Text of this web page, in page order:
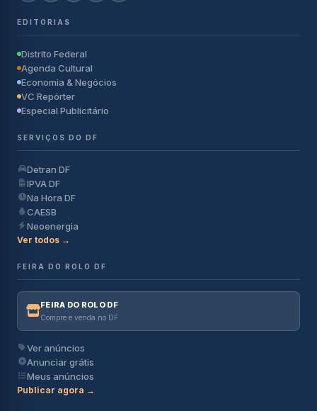
EDITORIAS
Distrito Federal
Agenda Cultural
Economia & Negócios
VC Repórter
Especial Publicitário
SERVIÇOS DO DF
Detran DF
IPVA DF
Na Hora DF
CAESB
Neoenergia
Ver todos →
FEIRA DO ROLO DF
FEIRA DO ROLO DF
Compre e venda no DF
Ver anúncios
Anunciar grátis
Meus anúncios
Publicar agora →